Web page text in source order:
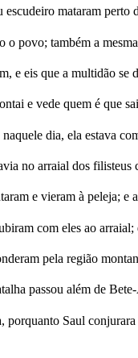
mataram
povo; também a
e eis que a multidão se
e vede quem é que
dia, ela estava
no arraial dos filisteus
e vieram à peleja;
com eles ao
pela região
passou além de
porquanto Saul